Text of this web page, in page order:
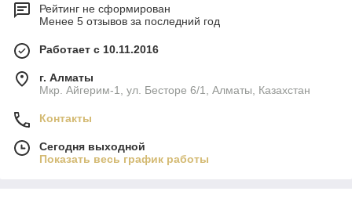
Рейтинг не сформирован
Менее 5 отзывов за последний год
Работает с 10.11.2016
г. Алматы
Мкр. Айгерим-1, ул. Бесторе 6/1, Алматы, Казахстан
Контакты
Сегодня выходной
Показать весь график работы